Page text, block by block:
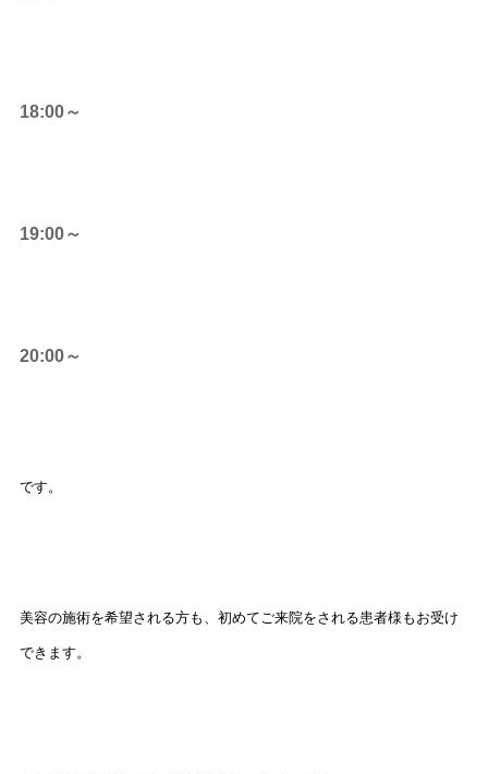
18:00～
19:00～
20:00～
です。
美容の施術を希望される方も、初めてご来院をされる患者様もお受け
できます。